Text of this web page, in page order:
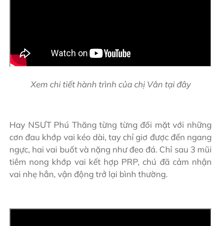
Xem chi tiết hành trình của chị Vân tại đây
Hay NSƯT Phú Thăng từng từng đối mặt với những
cơn đau khớp vai kéo dài, tay chỉ giơ được đến ngang
ngực, hai vai buốt và nặng như đeo đá. Chỉ sau 3 mũi
tiêm nong khớp vai kết hợp PRP, chú đã cảm nhận
vai nhẹ hẳn, vận động trở lại bình thường.